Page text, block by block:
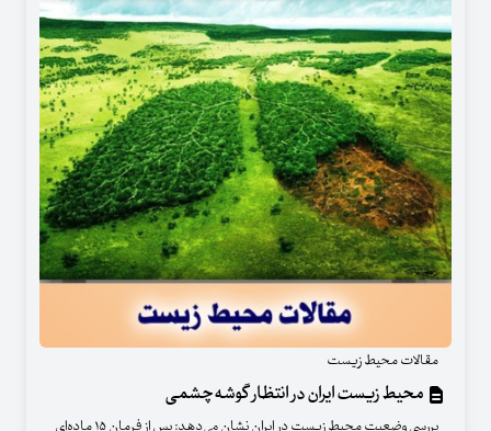
مقالات محیط زیست
محیط زیست ایران در انتظار گوشه‌چشمی
بررسی وضعیت محیط زیست در ایران نشان می‌دهد: پس از فرمان ۱۵ ماده‌ای